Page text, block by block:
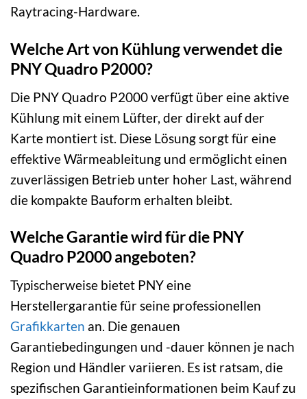
Raytracing-Hardware.
Welche Art von Kühlung verwendet die
PNY Quadro P2000?
Die PNY Quadro P2000 verfügt über eine aktive
Kühlung mit einem Lüfter, der direkt auf der
Karte montiert ist. Diese Lösung sorgt für eine
effektive Wärmeableitung und ermöglicht einen
zuverlässigen Betrieb unter hoher Last, während
die kompakte Bauform erhalten bleibt.
Welche Garantie wird für die PNY
Quadro P2000 angeboten?
Typischerweise bietet PNY eine
Herstellergarantie für seine professionellen
Grafikkarten an. Die genauen
Garantiebedingungen und -dauer können je nach
Region und Händler variieren. Es ist ratsam, die
spezifischen Garantieinformationen beim Kauf zu